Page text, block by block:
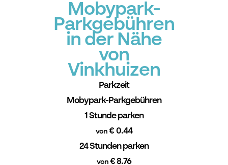
Mobypark-
Parkgebühren
in der Nähe
von
Vinkhuizen
Parkzeit
Mobypark-Parkgebühren
1 Stunde parken
von € 0.44
24 Stunden parken
von€ 8.76